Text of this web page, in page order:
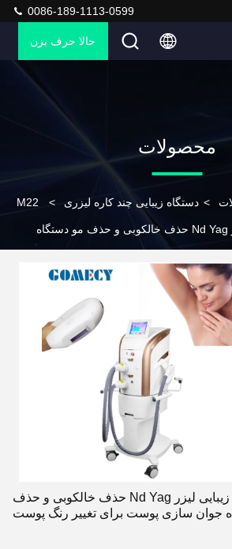
0086-189-1113-0599
حالا حرف بزن
محصولات
> دستگاه زیبایی چند کاره لیزری >
M22
IPL تجهیزات زیبایی لیزر Nd Yag حذف خالکوبی و حذف مو دستگاه
M22 IPL تجهیزات زیبایی لیزر Nd Yag حذف خالکوبی و حذف
جوان سازی پوست برای تغییر رنگ پوست